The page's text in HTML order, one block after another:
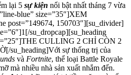
lại 5 sự kiện nổi bật nhất tháng 7 vừa
blue” size=”35″]XEM
post=”149674, 150703″][su_divider]
su_dropcap][su_heading
CULLING 2 CHỈ CÒN 2
su_heading]Với sự thống trị của
và Fortnite, thể loại Battle Royale
mà nhiều nhà sản xuất nhắm đến.